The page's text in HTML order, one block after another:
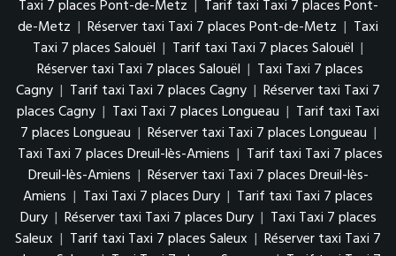
Taxi 7 places Pont-de-Metz | Tarif taxi Taxi 7 places Pont-
de-Metz | Réserver taxi Taxi 7 places Pont-de-Metz | Taxi
Taxi 7 places Salouël | Tarif taxi Taxi 7 places Salouël |
Réserver taxi Taxi 7 places Salouël | Taxi Taxi 7 places
Cagny | Tarif taxi Taxi 7 places Cagny | Réserver taxi Taxi 7
places Cagny | Taxi Taxi 7 places Longueau | Tarif taxi Taxi
7 places Longueau | Réserver taxi Taxi 7 places Longueau |
Taxi Taxi 7 places Dreuil-lès-Amiens | Tarif taxi Taxi 7 places
Dreuil-lès-Amiens | Réserver taxi Taxi 7 places Dreuil-lès-
Amiens | Taxi Taxi 7 places Dury | Tarif taxi Taxi 7 places
Dury | Réserver taxi Taxi 7 places Dury | Taxi Taxi 7 places
Saleux | Tarif taxi Taxi 7 places Saleux | Réserver taxi Taxi 7